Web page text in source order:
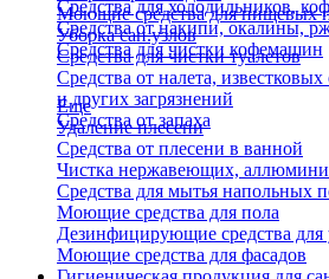
Средства для холодильников,
Средства от накипи, окалины,
Средства для чистки кофемашин
Моющие средства для пищевых
Уборка сан.узлов
Средства для чистки туалетов
Средства от налета,
и других загрязнений
Средства от запаха
Еще
Удаление плесени
Средства от плесени в ванной
Чистка нержавеющих,
Средства для мытья напольных
Моющие средства для пола
Дезинфицирующие средства для
Моющие средства для фасадов